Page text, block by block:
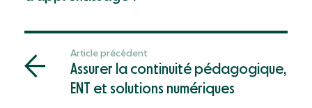
Article précédent
Assurer la continuité pédagogique,
ENT et solutions numériques